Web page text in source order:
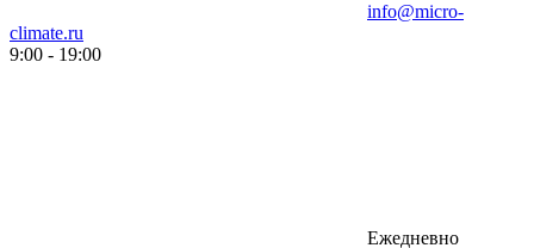
info@micro-
climate.ru
9:00 - 19:00
Ежедневно